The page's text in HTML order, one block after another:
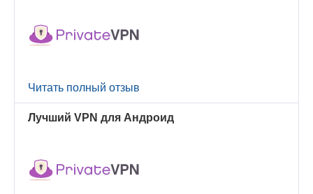
Читать полный отзыв
Лучший VPN для Андроид